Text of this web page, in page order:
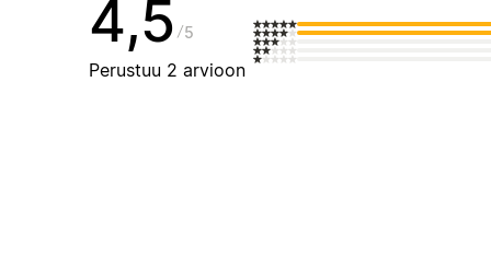
4,5 5
Perustuu 2 arvioon